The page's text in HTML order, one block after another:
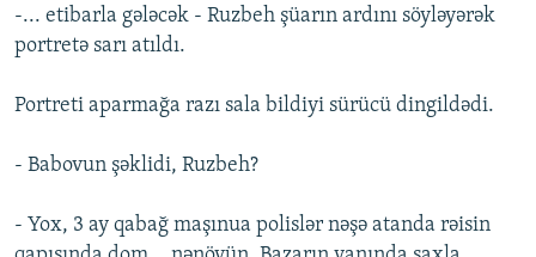
-... etibarla gələcək - Ruzbeh şüarın ardını söyləyərək
portretə sarı atıldı.
Portreti aparmağa razı sala bildiyi sürücü dingildədi.
- Babovun şəklidi, Ruzbeh?
- Yox, 3 ay qabağ maşınua polislər nəşə atanda rəisin